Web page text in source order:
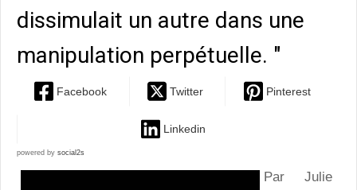
dissimulait un autre dans une
manipulation perpétuelle. "
Facebook Twitter Pinterest
Linkedin
powered by social2s
Par Julie